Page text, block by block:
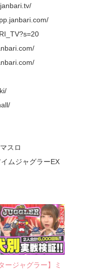
スロ
ムジャグラーEX
ージャグラー】ミ